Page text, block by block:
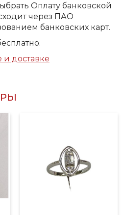
Оплату банковской
через ПАО
банковских карт.
и доставке